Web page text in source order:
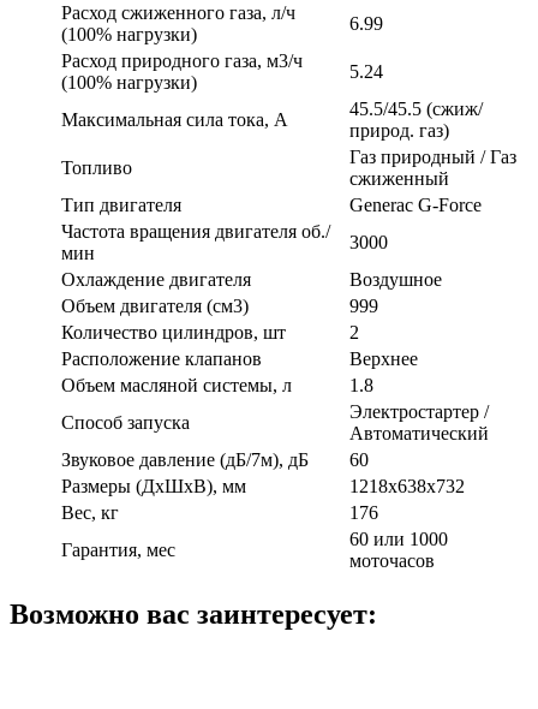
Расход сжиженного газа, л/ч
(100% нагрузки)
6.99
Расход природного газа, м3/ч
(100% нагрузки)
5.24
Максимальная сила тока, А
45.5/45.5 (сжиж/
природ. газ)
Топливо
Газ природный / Газ
сжиженный
Тип двигателя
Generac G-Force
Частота вращения двигателя об./
мин
3000
Охлаждение двигателя
Воздушное
Объем двигателя (см3)
999
Количество цилиндров, шт
2
Расположение клапанов
Верхнее
Объем масляной системы, л
1.8
Способ запуска
Электростартер /
Автоматический
Звуковое давление (дБ/7м), дБ
60
Размеры (ДхШхВ), мм
1218х638х732
Вес, кг
176
Гарантия, мес
60 или 1000
моточасов
Возможно вас заинтересует: